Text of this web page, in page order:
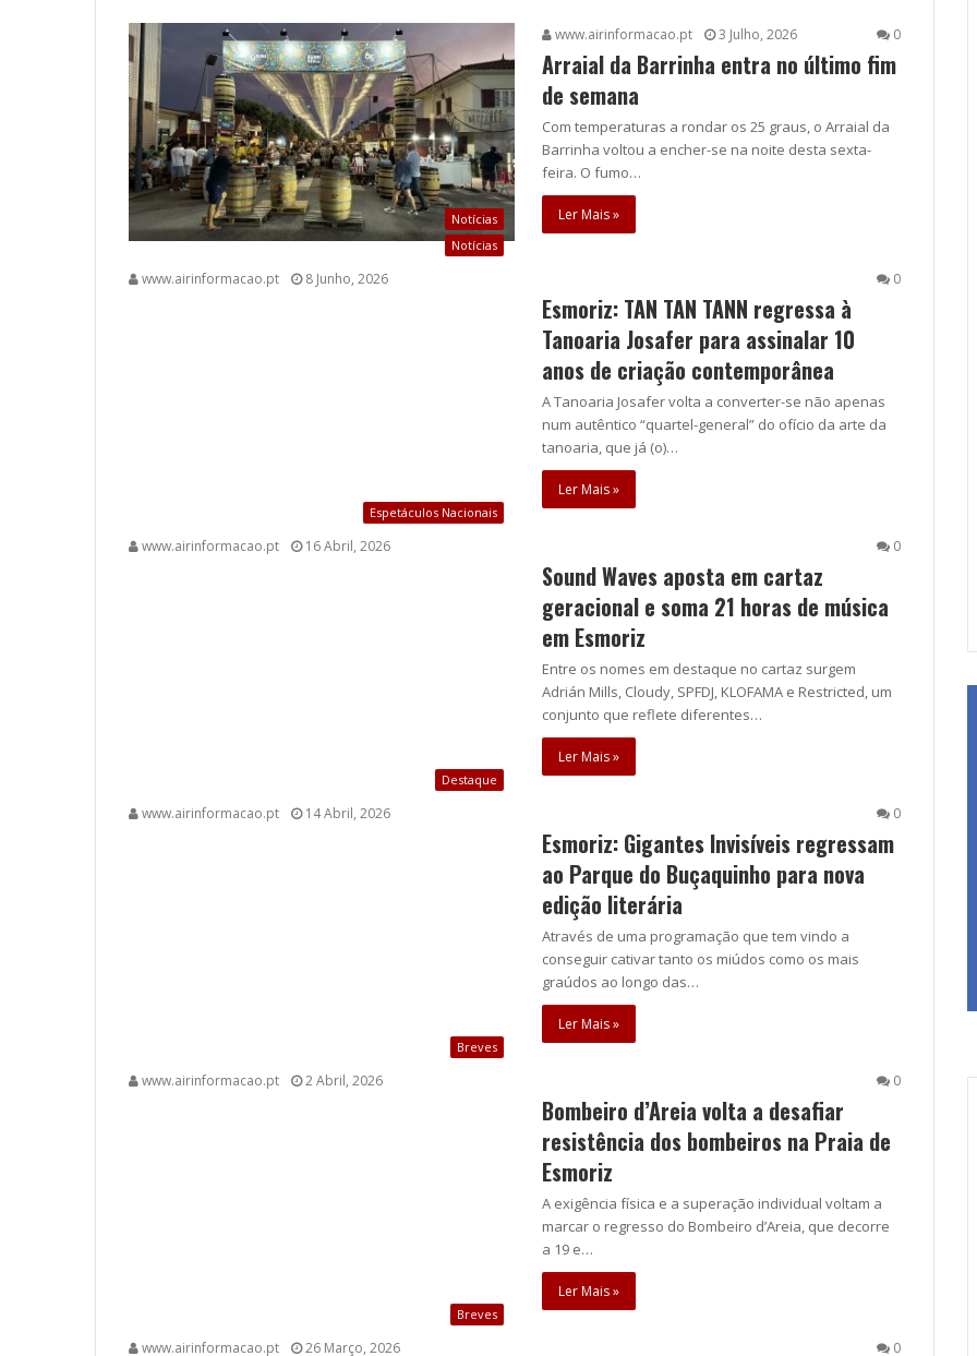
Notícias
www.airinformacao.pt 3 Julho, 2026 0
Arraial da Barrinha entra no último fim
de semana
Com temperaturas a rondar os 25 graus, o Arraial da
Barrinha voltou a encher-se na noite desta sexta-
feira. O fumo…
Ler Mais »
Notícias
www.airinformacao.pt 8 Junho, 2026 0
Esmoriz: TAN TAN TANN regressa à
Tanoaria Josafer para assinalar 10
anos de criação contemporânea
A Tanoaria Josafer volta a converter-se não apenas
num autêntico “quartel-general” do ofício da arte da
tanoaria, que já (o)…
Ler Mais »
Espetáculos Nacionais
www.airinformacao.pt 16 Abril, 2026 0
Sound Waves aposta em cartaz
geracional e soma 21 horas de música
em Esmoriz
Entre os nomes em destaque no cartaz surgem
Adrián Mills, Cloudy, SPFDJ, KLOFAMA e Restricted, um
conjunto que reflete diferentes…
Ler Mais »
Destaque
www.airinformacao.pt 14 Abril, 2026 0
Esmoriz: Gigantes Invisíveis regressam
ao Parque do Buçaquinho para nova
edição literária
Através de uma programação que tem vindo a
conseguir cativar tanto os miúdos como os mais
graúdos ao longo das…
Ler Mais »
Breves
www.airinformacao.pt 2 Abril, 2026 0
Bombeiro d’Areia volta a desafiar
resistência dos bombeiros na Praia de
Esmoriz
A exigência física e a superação individual voltam a
marcar o regresso do Bombeiro d’Areia, que decorre
a 19 e…
Ler Mais »
Breves
www.airinformacao.pt 26 Março, 2026 0